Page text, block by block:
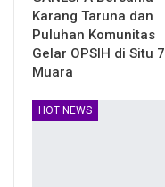
Karang Taruna dan
Puluhan Komunitas
Gelar OPSIH di Situ 7
Muara
HOT NEWS